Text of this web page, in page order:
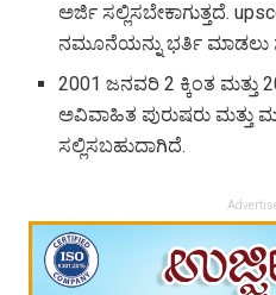
ಅರ್ಜಿ ಸಲ್ಲಿಸಬೇಕಾಗುತ್ತದೆ.
ನಮೂನೆಯನ್ನು ಭರ್ತಿ ಮಾಡಲು
2001 ಜನವರಿ 2 ಕ್ಕಿಂತ
ಅವಿವಾಹಿತ ಪುರುಷರು ಮತ್ತು
ಸಲ್ಲಿಸಬಹುದಾಗಿದೆ.